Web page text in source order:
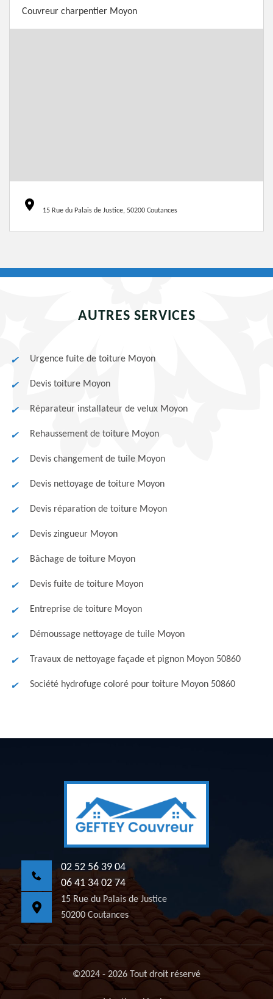
Couvreur charpentier Moyon
15 Rue du Palais de Justice, 50200 Coutances
AUTRES SERVICES
Urgence fuite de toiture Moyon
Devis toiture Moyon
Réparateur installateur de velux Moyon
Rehaussement de toiture Moyon
Devis changement de tuile Moyon
Devis nettoyage de toiture Moyon
Devis réparation de toiture Moyon
Devis zingueur Moyon
Bâchage de toiture Moyon
Devis fuite de toiture Moyon
Entreprise de toiture Moyon
Démoussage nettoyage de tuile Moyon
Travaux de nettoyage façade et pignon Moyon 50860
Société hydrofuge coloré pour toiture Moyon 50860
02 52 56 39 04
06 41 34 02 74
15 Rue du Palais de Justice
50200 Coutances
©2024 - 2026 Tout droit réservé